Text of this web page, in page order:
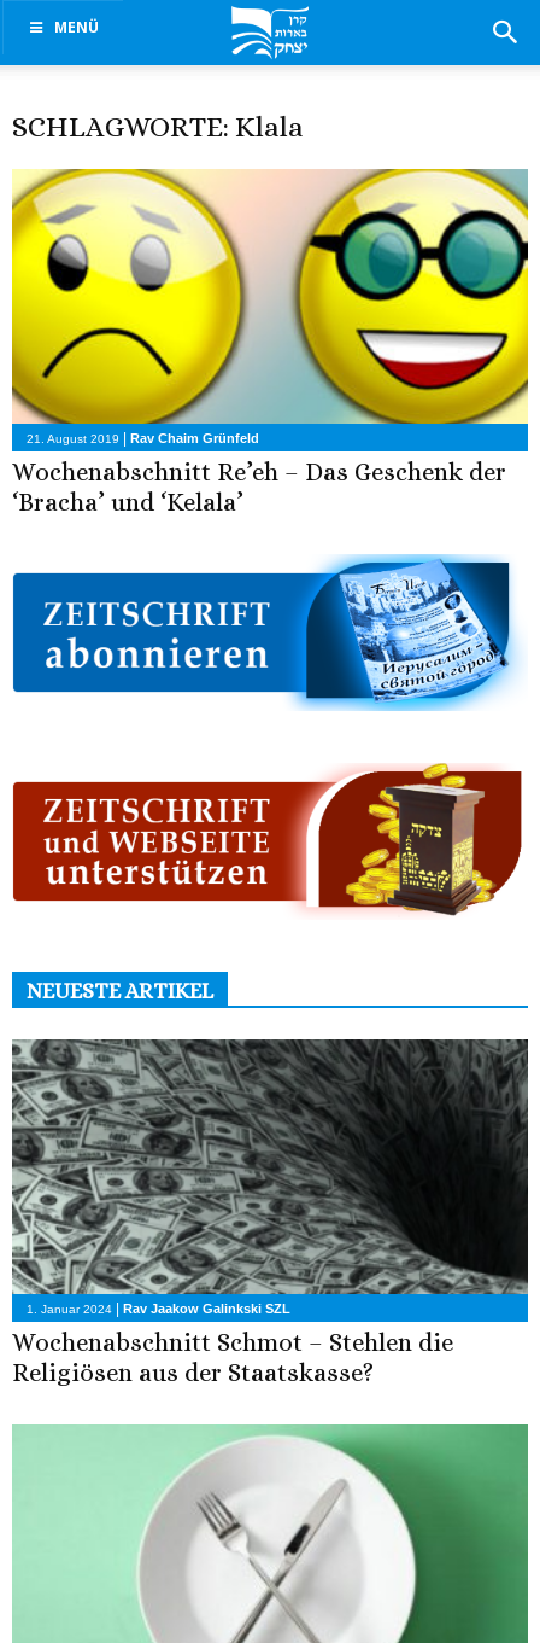
MENÜ
SCHLAGWORTE: Klala
21. August 2019 Rav Chaim Grünfeld
Wochenabschnitt Re’eh – Das Geschenk der
‘Bracha’ und ‘Kelala’
NEUESTE ARTIKEL
1. Januar 2024 Rav Jaakow Galinkski SZL
Wochenabschnitt Schmot – Stehlen die
Religiösen aus der Staatskasse?